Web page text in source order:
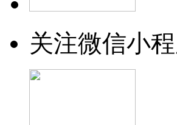
关注微信小